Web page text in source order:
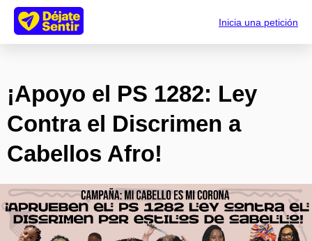
Inicia una petición
¡Apoyo el PS 1282: Ley
Contra el Discrimen a
Cabellos Afro!